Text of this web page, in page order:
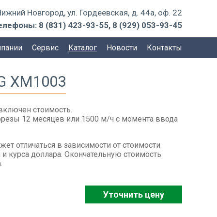
Новгород, ул. Гордеевская, д. 44а, оф. 22
8 (831) 423-93-55, 8 (929) 053-93-45
Сервис Каталог Новости Контакты
XM1003
стоимость.
12 месяцев или 1500 м/ч с момента ввода
отличаться в зависимости от стоимости
курса доллара. Окончательную стоимость
Уточнить цену